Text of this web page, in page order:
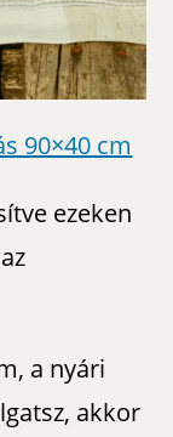
90×40 cm
ezeken
a nyári
akkor